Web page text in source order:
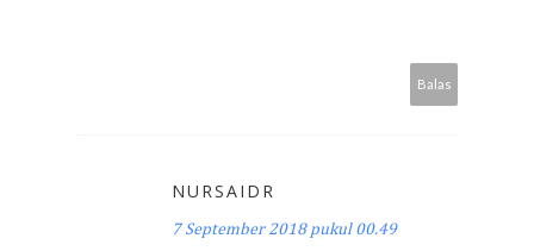
Balas
NURSAIDR
7 September 2018 pukul 00.49